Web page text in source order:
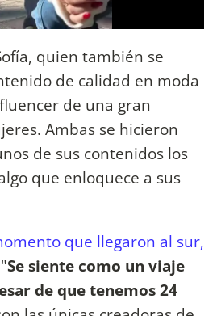
quien también se
de calidad en moda
de una gran
Ambas se hicieron
de sus contenidos los
que enloquece a sus
que llegaron al sur,
Se siente como un viaje
de que tenemos 24